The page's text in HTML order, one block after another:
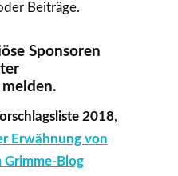
Beiträge.
Sponsoren
2018,
Erwähnung von
Blog